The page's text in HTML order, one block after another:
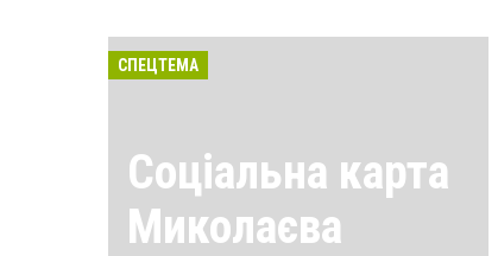
СПЕЦТЕМА
Соціальна карта
Миколаєва